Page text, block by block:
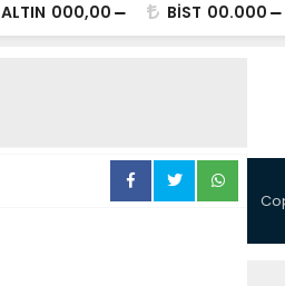
ALTIN 000,00 BİST 00.000